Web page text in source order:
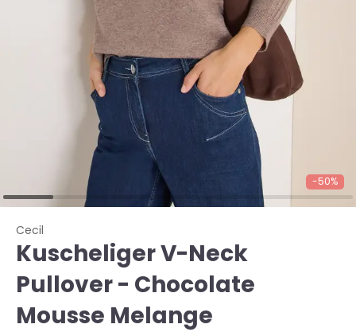
-50%
Cecil
Kuscheliger V-Neck
Pullover - Chocolate
Mousse Melange